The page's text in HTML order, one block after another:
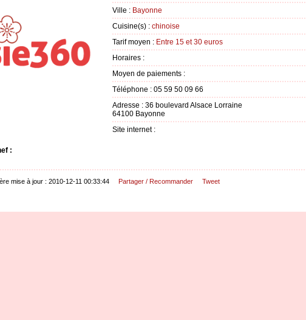
Ville : Bayonne
Cuisine(s) : chinoise
Tarif moyen : Entre 15 et 30 euros
Horaires :
Moyen de paiements :
Téléphone : 05 59 50 09 66
Adresse : 36 boulevard Alsace Lorraine
64100 Bayonne
Site internet :
:
mise à jour : 2010-12-11 00:33:44 Partager / Recommander Tweet